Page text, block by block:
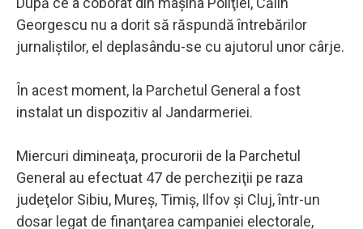
Georgescu nu a dorit să răspundă întrebărilor
jurnaliştilor, el deplasându-se cu ajutorul unor cârje.
În acest moment, la Parchetul General a fost
instalat un dispozitiv al Jandarmeriei.
Miercuri dimineaţa, procurorii de la Parchetul
General au efectuat 47 de percheziţii pe raza
judeţelor Sibiu, Mureş, Timiş, Ilfov şi Cluj, într-un
dosar legat de finanţarea campaniei electorale,